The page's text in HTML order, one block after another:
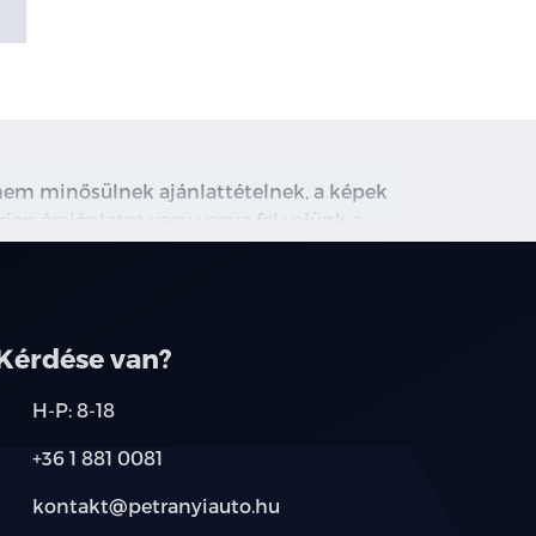
minősülnek ajánlattételnek, a képek
árajánlatot vagy vegye fel velünk a
induló THM tájékoztató jellegű,
van?
H-P: 8-18
+36 1 881 0081
kontakt@petranyiauto.hu